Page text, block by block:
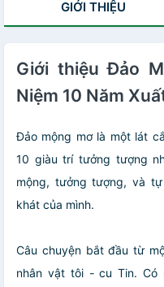
GIỚI THIỆU
Giới thiệu Đảo
Niệm 10 Năm
Đảo mộng mơ là một lát
10 giàu trí tưởng tượng
mộng, tưởng tượng, và tự
khát của mình.
Câu chuyện bắt đầu từ
nhân vật tôi - cu Tin. Có